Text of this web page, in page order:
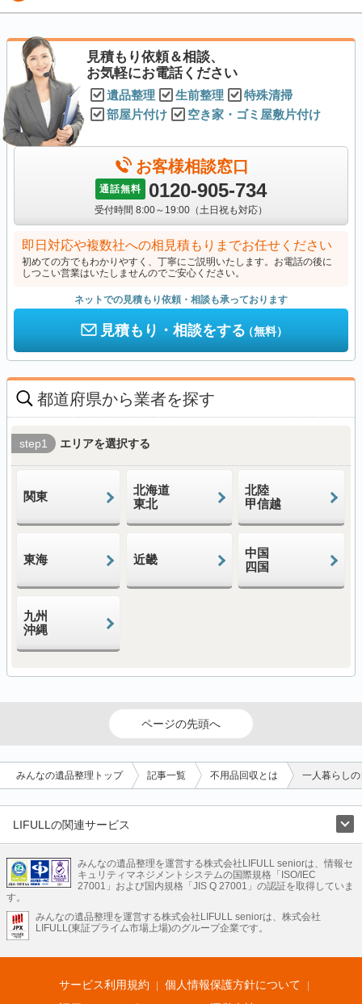
見積もり依頼＆相談、
お気軽にお電話ください
遺品整理 生前整理
特殊清掃
部屋片付け
空き家・ゴミ屋敷片付け
お客様相談窓口
通話無料 0120-905-734
受付時間 8:00～19:00（土日祝も対応）
即日対応や複数社への相見積もりまでお任せください
初めての方でもわかりやすく、丁寧にご説明いたします。お電話の後に
しつこい営業はいたしませんのでご安心ください。
ネットでの見積もり依頼・相談も承っております
見積もり・相談をする（無料）
都道府県から業者を探す
step1 エリアを選択する
関東
北海道
東北
北陸
甲信越
東海 近畿
中国
四国
九州
沖縄
ページの先頭へ
みんなの遺品整理トップ 記事一覧 不用品回収とは 一人暮らし
LIFULLの関連サービス
不動産・住宅
引越し 老人ホーム 地方創生
ママの就労支援
不動産クラウドファンディング 遺品整理 老後の暮らし情報
LIFULL HOME'Sのサービス
不動産・住宅
不動産査定 マンション専門売却査定 不動産投資 アドバイザー
不動産アーカイブ
空き家バンク 家賃相場 不動産会社
不動産用語集 住まいのお役立ち情報
LIFULL HOME'S PRESS
不動産転職
みんなの遺品整理を運営する株式会社LIFULL seniorは、情報セ
キュリティマネジメントシステムの国際規格「ISO/IEC
27001」および国内規格「JIS Q 27001」の認証を取得していま
す。
みんなの遺品整理を運営する株式会社LIFULL seniorは、株式会社
LIFULL(東証プライム市場上場)のグループ企業です。
サービス利用規約
個人情報保護方針について